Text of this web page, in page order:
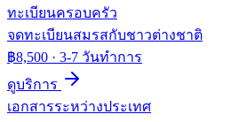
ทะเบียนครอบครัว
จดทะเบียนสมรสกับชาวต่างชาติ
฿8,500 · 3-7 วันทำการ
ดูบริการ
เอกสารระหว่างประเทศ